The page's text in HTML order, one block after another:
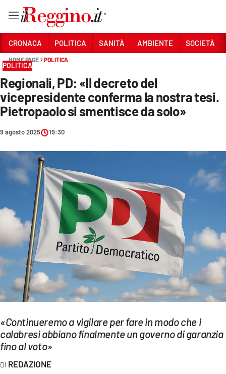
Sezioni
CRONACA
POLITICA
SANITÀ
AMBIENTE
SOCIETÀ
CULTURA
ECONOMIA E LAVORO
EVENTI
SPORT
Streaming
LAC NETWORK
LAC ONAIR
CRONACA POLITICA SANITÀ AMBIENTE SOCIETÀ
HOME PAGE POLITICA
POLITICA
Regionali, PD: «Il decreto del
vicepresidente conferma la nostra tesi.
Pietropaolo si smentisce da solo»
9 agosto 2025 19:30
«Continueremo a vigilare per fare in modo che i
calabresi abbiano finalmente un governo di garanzia
fino al voto»
REDAZIONE